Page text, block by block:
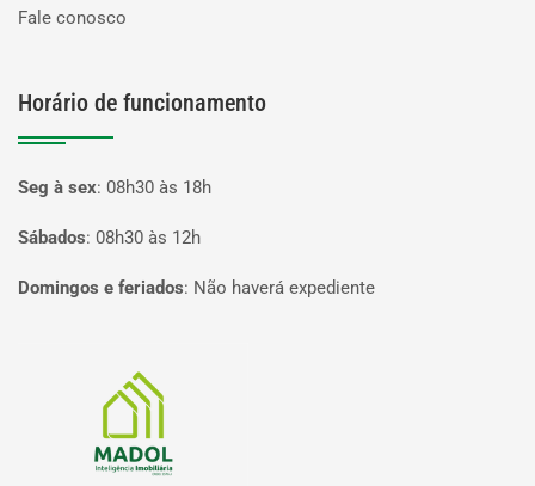
Fale conosco
Horário de funcionamento
Seg à sex: 08h30 às 18h
Sábados: 08h30 às 12h
Domingos e feriados: Não haverá expediente